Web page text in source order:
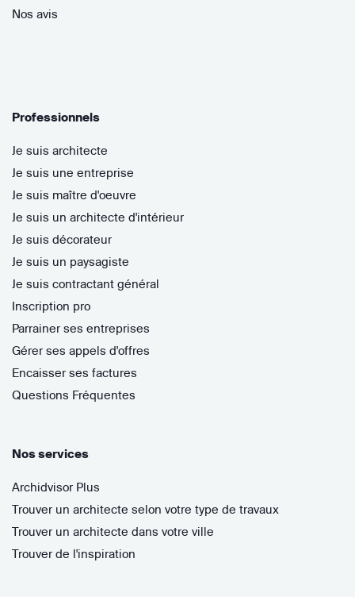
Nos avis
Professionnels
Je suis architecte
Je suis une entreprise
Je suis maître d'oeuvre
Je suis un architecte d'intérieur
Je suis décorateur
Je suis un paysagiste
Je suis contractant général
Inscription pro
Parrainer ses entreprises
Gérer ses appels d'offres
Encaisser ses factures
Questions Fréquentes
Nos services
Archidvisor Plus
Trouver un architecte selon votre type de travaux
Trouver un architecte dans votre ville
Trouver de l'inspiration